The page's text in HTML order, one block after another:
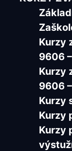
Kurzy
9606
Kurzy
9606
Kurzy
Kurzy
Kurzy